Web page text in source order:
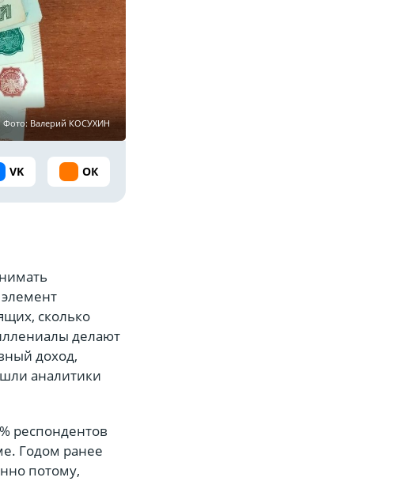
Фото: Валерий КОСУХИН
VK ОК
сколько
делают
доход,
аналитики
респондентов
Годом ранее
потому,